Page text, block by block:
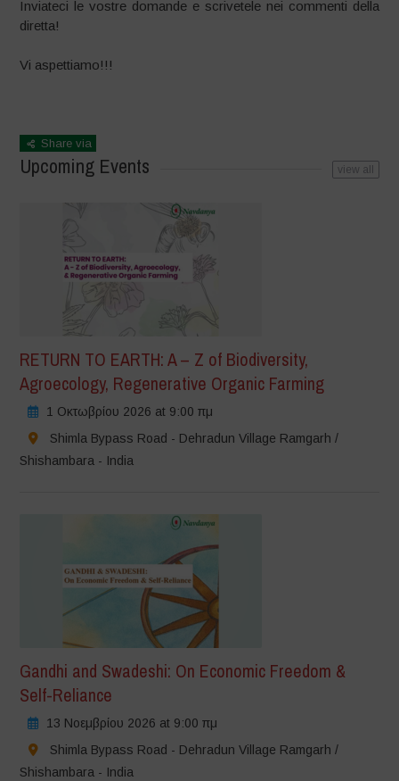
Inviateci le vostre domande e scrivetele nei commenti della
diretta!
Vi aspettiamo!!!
Share via
Upcoming Events view all
RETURN TO EARTH: A – Z of Biodiversity,
Agroecology, Regenerative Organic Farming
1 Οκτωβρίου 2026 at 9:00 πμ
Shimla Bypass Road - Dehradun Village Ramgarh /
Shishambara - India
Gandhi and Swadeshi: On Economic Freedom &
Self-Reliance
13 Νοεμβρίου 2026 at 9:00 πμ
Shimla Bypass Road - Dehradun Village Ramgarh /
Shishambara - India